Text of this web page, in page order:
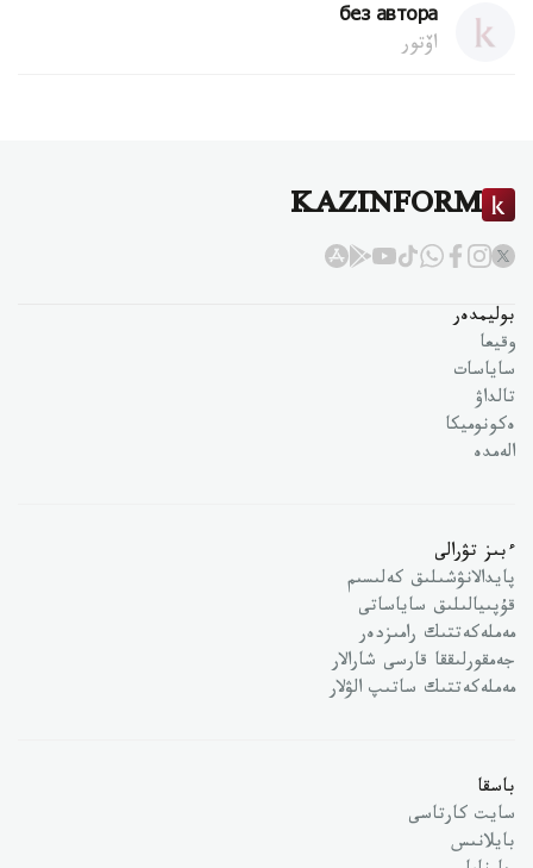
без автора
اۆتور
KAZINFORM
بوليمدەر
وقيعا
ساياسات
تالداۋ
ەكونوميكا
الەمدە
ءبىز تۋرالى
پايدالانۋشىلىق كەلىسىم
قۇپىيالىلىق ساياساتى
مەملەكەتتىك رامىزدەر
جەمقورلىققا قارسى شارالار
مەملەكەتتىك ساتىپ الۋلار
باسقا
سايت كارتاسى
بايلانىس